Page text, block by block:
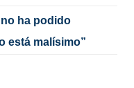
ha podido
está malísimo”